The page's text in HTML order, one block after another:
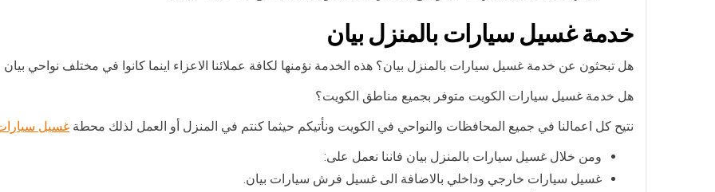
خدمة غسيل سيارات بالمنزل بيان
هل تبحثون عن خدمة غسيل سيارات بالمنزل بيان؟ هذه الخدمة نؤمنها لكافة عملائنا الاعزاء اينما كانوا في مختلف نواحي
هل خدمة غسيل سيارات الكويت متوفر بجميع مناطق الكويت؟
نتيح كل اعمالنا في جميع المحافظات والنواحي في الكويت ونأتيكم حيثما كنتم في المنزل أو العمل لذلك محطة غسيل
ومن خلال غسيل سيارات بالمنزل بيان فاننا نعمل على:
غسيل سيارات خارجي وداخلي بالاضافة الى غسيل فرش سيارات بيان.